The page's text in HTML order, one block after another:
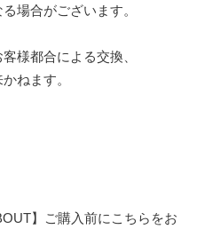
場合がございます。
様都合による交換、
ねます。
】ご購入前にこちらをお